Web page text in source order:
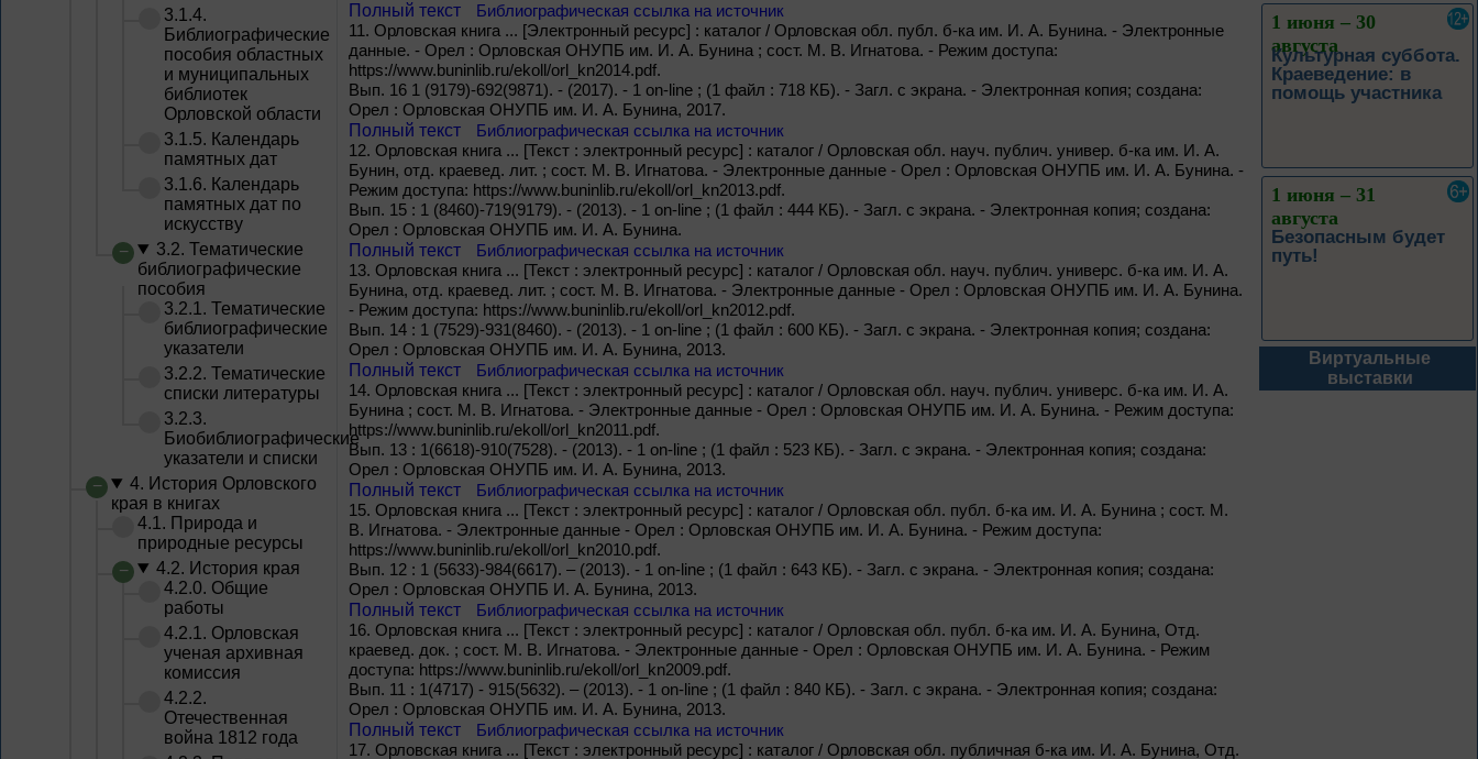
3.1.4.
Библиографические
пособия областных
и муниципальных
библиотек
Орловской области
3.1.5. Календарь
памятных дат
3.1.6. Календарь
памятных дат по
искусству
3.2. Тематические
библиографические
пособия
3.2.1. Тематические
библиографические
указатели
3.2.2. Тематические
списки литературы
3.2.3.
Биобиблиографические
указатели и списки
4. История Орловского
края в книгах
4.1. Природа и
природные ресурсы
4.2. История края
4.2.0. Общие
работы
4.2.1. Орловская
ученая архивная
комиссия
4.2.2.
Отечественная
война 1812 года
Полный текст
Библиографическая ссылка на источник
11. Орловская книга ... [Электронный ресурс] : каталог / Орловская обл. публ. б-ка им. И. А. Бунина. - Электронные
данные. - Орел : Орловская ОНУПБ им. И. А. Бунина ; сост. М. В. Игнатова. - Режим доступа:
https://www.buninlib.ru/ekoll/orl_kn2014.pdf.
Вып. 16 1 (9179)-692(9871). - (2017). - 1 on-line ; (1 файл : 718 КБ). - Загл. с экрана. - Электронная копия; создана:
Орел : Орловская ОНУПБ им. И. А. Бунина, 2017.
Полный текст
Библиографическая ссылка на источник
12. Орловская книга ... [Текст : электронный ресурс] : каталог / Орловская обл. науч. публич. универ. б-ка им. И. А.
Бунин, отд. краевед. лит. ; сост. М. В. Игнатова. - Электронные данные - Орел : Орловская ОНУПБ им. И. А. Бунина. -
Режим доступа: https://www.buninlib.ru/ekoll/orl_kn2013.pdf.
Вып. 15 : 1 (8460)-719(9179). - (2013). - 1 on-line ; (1 файл : 444 КБ). - Загл. с экрана. - Электронная копия; создана:
Орел : Орловская ОНУПБ им. И. А. Бунина.
Полный текст
Библиографическая ссылка на источник
13. Орловская книга ... [Текст : электронный ресурс] : каталог / Орловская обл. науч. публич. универс. б-ка им. И. А.
Бунина, отд. краевед. лит. ; сост. М. В. Игнатова. - Электронные данные - Орел : Орловская ОНУПБ им. И. А. Бунина.
- Режим доступа: https://www.buninlib.ru/ekoll/orl_kn2012.pdf.
Вып. 14 : 1 (7529)-931(8460). - (2013). - 1 on-line ; (1 файл : 600 КБ). - Загл. с экрана. - Электронная копия; создана:
Орел : Орловская ОНУПБ им. И. А. Бунина, 2013.
Полный текст
Библиографическая ссылка на источник
14. Орловская книга ... [Текст : электронный ресурс] : каталог / Орловская обл. науч. публич. универс. б-ка им. И. А.
Бунина ; сост. М. В. Игнатова. - Электронные данные - Орел : Орловская ОНУПБ им. И. А. Бунина. - Режим доступа:
https://www.buninlib.ru/ekoll/orl_kn2011.pdf.
Вып. 13 : 1(6618)-910(7528). - (2013). - 1 on-line ; (1 файл : 523 КБ). - Загл. с экрана. - Электронная копия; создана:
Орел : Орловская ОНУПБ им. И. А. Бунина, 2013.
Полный текст
Библиографическая ссылка на источник
15. Орловская книга ... [Текст : электронный ресурс] : каталог / Орловская обл. публ. б-ка им. И. А. Бунина ; сост. М.
В. Игнатова. - Электронные данные - Орел : Орловская ОНУПБ им. И. А. Бунина. - Режим доступа:
https://www.buninlib.ru/ekoll/orl_kn2010.pdf.
Вып. 12 : 1 (5633)-984(6617). – (2013). - 1 on-line ; (1 файл : 643 КБ). - Загл. с экрана. - Электронная копия; создана:
Орел : Орловская ОНУПБ И. А. Бунина, 2013.
Полный текст
Библиографическая ссылка на источник
16. Орловская книга ... [Текст : электронный ресурс] : каталог / Орловская обл. публ. б-ка им. И. А. Бунина, Отд.
краевед. док. ; сост. М. В. Игнатова. - Электронные данные - Орел : Орловская ОНУПБ им. И. А. Бунина. - Режим
доступа: https://www.buninlib.ru/ekoll/orl_kn2009.pdf.
Вып. 11 : 1(4717) - 915(5632). – (2013). - 1 on-line ; (1 файл : 840 КБ). - Загл. с экрана. - Электронная копия; создана:
Орел : Орловская ОНУПБ им. И. А. Бунина, 2013.
Полный текст
Библиографическая ссылка на источник
17. Орловская книга ... [Текст : электронный ресурс] : каталог / Орловская обл. публичная б-ка им. И. А. Бунина, Отд.
1 июня – 30
августа
Культурная суббота.
Краеведение: в
помощь участника
1 июня – 31
августа
Безопасным будет
путь!
1 – 31 августа
Виртуальные
выставки